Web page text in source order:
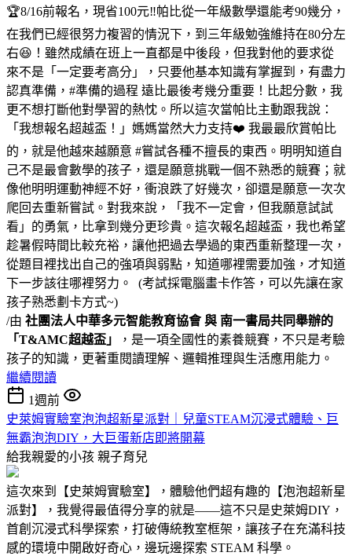
🏆8/16前報名，現省100元‼️帕比從一年級數學還能考90幾分，
在我們已經很努力複習的情況下，到三年級勉強維持在80分左
右😆！雖然成績在班上一直都是中後段，但我對他的要求從
來不是「一定要考高分」，只要他基本知識有掌握到，有盡力
認真準備，#準備的過程 遠比最後考幾分重要！比起分數，我
更不想打斷他對學習的熱忱。所以這次當帕比主動跟我說：
「我想報名超越盃！」媽媽當然大力支持❤️ 我最最欣賞帕比
的，就是他越來越願意 #嘗試各種不擅長的東西。明明知道自
己不是最會數學的孩子，還是願意挑戰一個不熟悉的競賽；就
像他明明運動神經不好，衝浪跌了好幾次，卻還是願意一次次
爬回去重新嘗試。對我來說，「我不一定會，但我願意試試
看」的勇氣，比拿到幾分更珍貴。這次報名超越盃，我也希望
趁暑假時間比較充裕，讓他把過去學過的東西重新整理一次，
從題目裡找出自己的強項與弱點，知道哪裡需要加強，才知道
下一步該往哪裡努力。 (考試採電腦畫卡作答，可以先讓在家
孩子熟悉劃卡方式~)
/由 社團法人中華多元智能教育協會 與 南一書局共同舉辦的
「T&AMC超越盃」
，是一項全國性的素養競賽，不只是考驗
孩子的知識，更著重閱讀理解、邏輯推理與生活應用能力。
繼續閱讀
1週前
史萊姆實驗室泡泡超新星派對｜兒童STEAM沉浸式體驗、巨
無霸泡泡DIY，大巨蛋新店即將開幕
給我親愛的小孩 親子育兒
這次來到【史萊姆實驗室】，體驗他們超有趣的【泡泡超新星
派對】，我覺得最值得分享的就是——這不只是史萊姆DIY，
首創沉浸式科學探索，打破傳統教室框架，讓孩子在充滿科技
感的環境中開啟好奇心，邊玩邊探索 STEAM 科學。